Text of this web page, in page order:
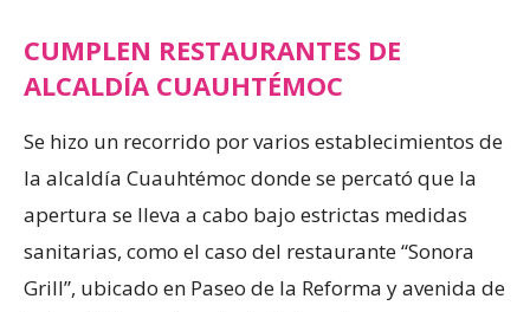
CUMPLEN RESTAURANTES DE
ALCALDÍA CUAUHTÉMOC
Se hizo un recorrido por varios establecimientos de
la alcaldía Cuauhtémoc donde se percató que la
apertura se lleva a cabo bajo estrictas medidas
sanitarias, como el caso del restaurante “Sonora
Grill”, ubicado en Paseo de la Reforma y avenida de